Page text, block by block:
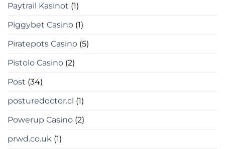
Paytrail Kasinot (1)
Piggybet Casino (1)
Piratepots Casino (5)
Pistolo Casino (2)
Post (34)
posturedoctor.cl (1)
Powerup Casino (2)
prwd.co.uk (1)